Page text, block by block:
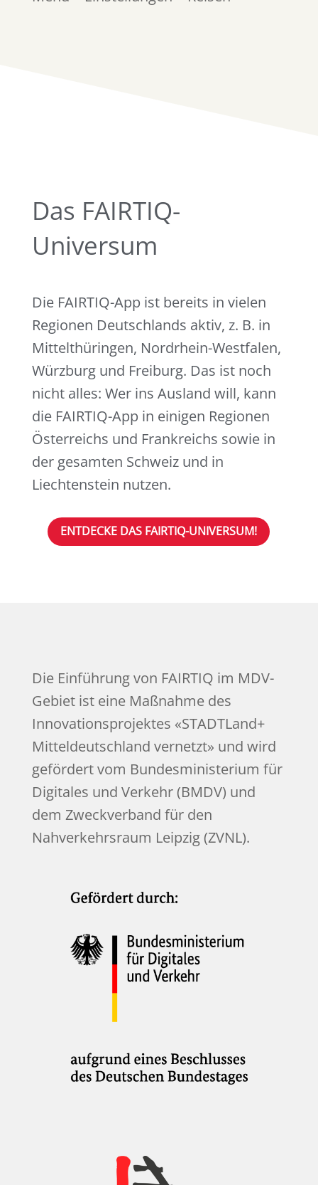
Das FAIRTIQ-
Universum
Die FAIRTIQ-App ist bereits in vielen
Regionen Deutschlands aktiv, z. B. in
Mittelthüringen, Nordrhein-Westfalen,
Würzburg und Freiburg. Das ist noch
nicht alles: Wer ins Ausland will, kann
die FAIRTIQ-App in einigen Regionen
Österreichs und Frankreichs sowie in
der gesamten Schweiz und in
Liechtenstein nutzen.
ENTDECKE DAS FAIRTIQ-UNIVERSUM!
Die Einführung von FAIRTIQ im MDV-
Gebiet ist eine Maßnahme des
Innovationsprojektes «STADTLand+
Mitteldeutschland vernetzt» und wird
gefördert vom Bundesministerium für
Digitales und Verkehr (BMDV) und
dem Zweckverband für den
Nahverkehrsraum Leipzig (ZVNL).